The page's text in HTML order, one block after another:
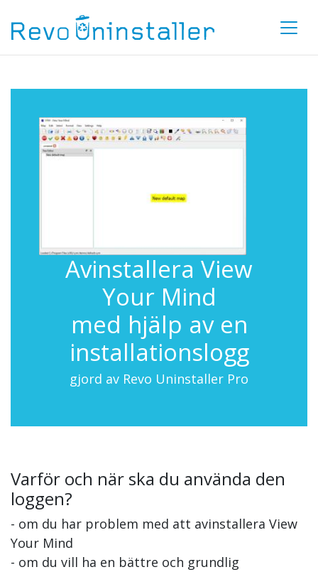
Avinstallera View
Your Mind
med hjälp av en
installationslogg
gjord av Revo Uninstaller Pro
Varför och när ska du använda den
loggen?
- om du har problem med att avinstallera View
Your Mind
- om du vill ha en bättre och grundlig